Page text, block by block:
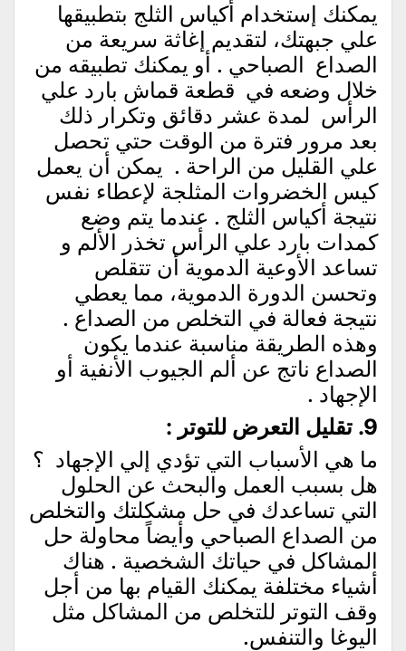
يمكنك إستخدام أكياس الثلج بتطبيقها
علي جبهتك، لتقديم إغاثة سريعة من
الصداع الصباحي . أو يمكنك تطبيقه من
خلال وضعه في قطعة قماش بارد علي
الرأس لمدة عشر دقائق وتكرار ذلك
بعد مرور فترة من الوقت حتي تحصل
علي القليل من الراحة . يمكن أن يعمل
كيس الخضروات المثلجة لإعطاء نفس
نتيجة أكياس الثلج . عندما يتم وضع
كمدات بارد علي الرأس تخذر الألم و
تساعد الأوعية الدموية أن تتقلص
وتحسن الدورة الدموية، مما يعطي
نتيجة فعالة في التخلص من الصداع .
وهذه الطريقة مناسبة عندما يكون
الصداع ناتج عن ألم الجيوب الأنفية أو
الإجهاد .
9. تقليل التعرض للتوتر :
ما هي الأسباب التي تؤدي إلي الإجهاد ؟
هل بسبب العمل والبحث عن الحلول
التي تساعدك في حل مشكلتك والتخلص
من الصداع الصباحي وأيضاً محاولة حل
المشاكل في حياتك الشخصية . هناك
أشياء مختلفة يمكنك القيام بها من أجل
وقف التوتر للتخلص من المشاكل مثل
اليوغا والتنفس.